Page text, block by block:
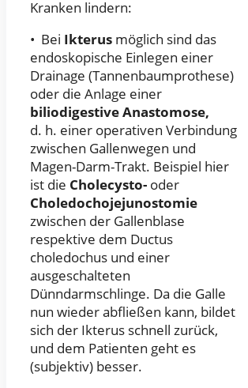
Kranken lindern:
• Bei Ikterus möglich sind das
endoskopische Einlegen einer
Drainage (Tannenbaumprothese)
oder die Anlage einer
biliodigestive Anastomose,
d. h. einer operativen Verbindung
zwischen Gallenwegen und
Magen-Darm-Trakt. Beispiel hier
ist die Cholecysto- oder
Choledochojejunostomie
zwischen der Gallenblase
respektive dem Ductus
choledochus und einer
ausgeschalteten
Dünndarmschlinge. Da die Galle
nun wieder abfließen kann, bildet
sich der Ikterus schnell zurück,
und dem Patienten geht es
(subjektiv) besser.